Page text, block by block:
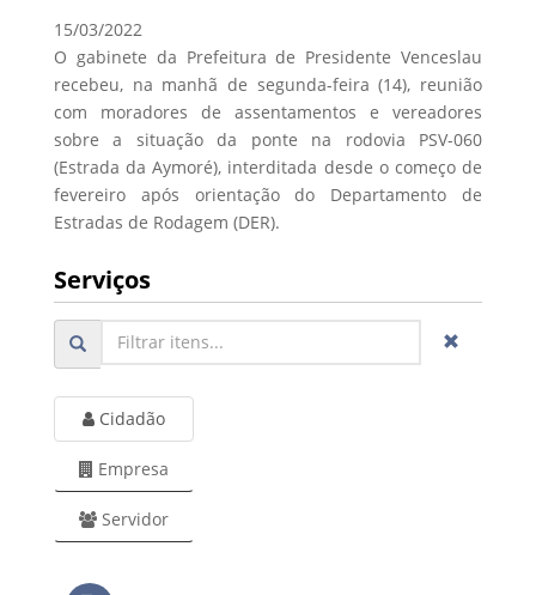
15/03/2022
O gabinete da Prefeitura de Presidente Venceslau
recebeu, na manhã de segunda-feira (14), reunião
com moradores de assentamentos e vereadores
sobre a situação da ponte na rodovia PSV-060
(Estrada da Aymoré), interditada desde o começo de
fevereiro após orientação do Departamento de
Estradas de Rodagem (DER).
Serviços
Cidadão
Empresa
Servidor